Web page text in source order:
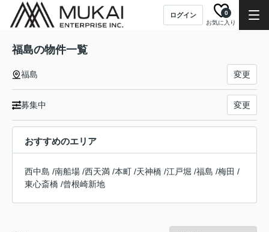
ログイン
お気に入り
0
福島の物件一覧
福島 変更
募集中 変更
おすすめのエリア
西中島 /南船場 /西天満 /本町 /天神橋 /江戸堀 /福島 /梅田 /
東心斎橋 /曾根崎新地